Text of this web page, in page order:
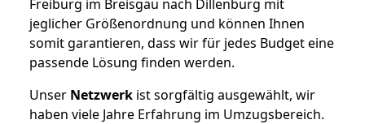
Freiburg im Breisgau nach Dillenburg mit
jeglicher Größenordnung und können Ihnen
somit garantieren, dass wir für jedes Budget eine
passende Lösung finden werden.
Unser Netzwerk ist sorgfältig ausgewählt, wir
haben viele Jahre Erfahrung im Umzugsbereich.